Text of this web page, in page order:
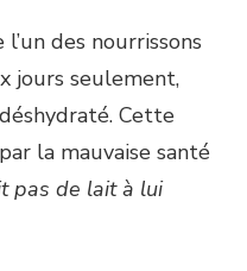
des nourrissons
jours seulement,
Cette
la mauvaise santé
pas de lait à lui